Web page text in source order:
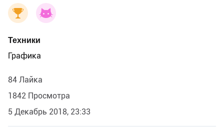
Техники
Графика
84 Лайка
1842 Просмотра
5 Декабрь 2018, 23:33